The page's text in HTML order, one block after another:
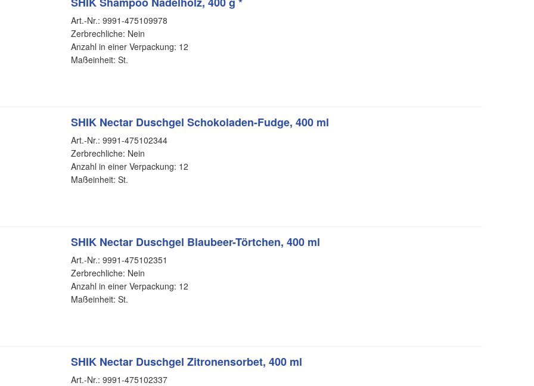
Art.-Nr.: 9991-475109978
Zerbrechliche: Nein
Anzahl in einer Verpackung: 12
Maßeinheit: St.
SHIK Nectar Duschgel Schokoladen-Fudge, 400 ml
Art.-Nr.: 9991-475102344
Zerbrechliche: Nein
Anzahl in einer Verpackung: 12
Maßeinheit: St.
SHIK Nectar Duschgel Blaubeer-Törtchen, 400 ml
Art.-Nr.: 9991-475102351
Zerbrechliche: Nein
Anzahl in einer Verpackung: 12
Maßeinheit: St.
SHIK Nectar Duschgel Zitronensorbet, 400 ml
Art.-Nr.: 9991-475102337